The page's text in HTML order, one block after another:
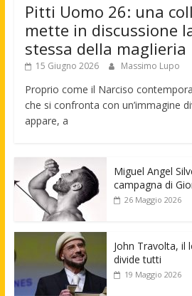
Pitti Uomo 26: una
mette in discussione
stessa della maglieria
15 Giugno 2026 Massimo Lupo
Proprio come il Narciso
che si confronta con un’immagine
appare, a
Miguel Angel
campagna di
26 Maggio 2026
John Travolta, il
divide tutti
19 Maggio 2026